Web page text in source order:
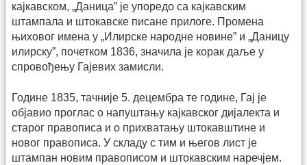
кајкавском, „Даница” је упоредо са кајкавским
штампала и штокавске писане прилоге. Промена
њиховог имена у „Илирске народне новине” и „Даницу
илирску”, почетком 1836, значила је корак даље у
спровођењу Гајевих замисли.
Године 1835, тачније 5. децембра те године, Гај је
објавио проглас о напуштању кајкавског дијалекта и
старог правописа и о прихватању штокавштине и
новог правописа. У складу с тим и његов лист је
штампан новим правописом и штокавским наречјем.